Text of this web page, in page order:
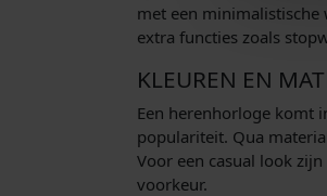
met een minimalistische
extra functies zoals
KLEUREN EN
Een herenhorloge komt
populariteit. Qua
Voor een casual look
voorkeur.